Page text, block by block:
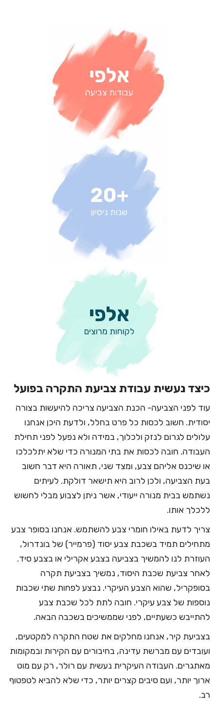
+20
שנות ניסיון
אלפי
לקוחות מרוצים
אלפי
עבודות צביעה
כיצד נעשית עבודת צביעת התקרה בפועל
עוד לפני הצביעה- הכנת הצביעה צריכה להיעשות בצורה
יסודית. חשוב לכסות כל פרט בחלל, ולדעת היכן אנחנו
עלולים לגרום לנזק ולכלוך, במידה ולא נפעל לפני תחילת
העבודה. חובה לכסות את בתי המנורה כדי שלא יתלכלכו
או שיכנס אליהם צבע, ומצד שני, תאורה היא דבר חשוב
בעת הצביעה, ולכן לרוב היא תישאר דולקת. לעיתים
נשתמש בבית מנורה ייעודי, אשר ניתן לצבוע מבלי לחשוש
ללכלך אותו.
צריך לדעת באילו חומרי צבע להשתמש. אנחנו בסופר צבע
מתחילים תמיד בשכבת צבע יסוד (פרמייר) של בונדרול,
העוזרת לנו להמשיך בצביעה בצבע אקרילי או בצבע סיד.
לאחר צביעת שכבת היסוד, נמשיך בצביעת תקרה
בסופקריל, שהוא הצבע העיקרי. נבצע לפחות שתי שכבות
נוספות של צבע עיקרי. חובה לתת לכל שכבת צבע
להתייבש כשעתיים, לפני שממשיכים בשכבה הבאה.
בצביעת קיר, אנחנו מחלקים את שטח התקרה למקטעים,
ועובדים עם מברשת עדינה, בחיבורים עם הקירות ובמקומות
מאתגרים. העבודה העיקרית נעשית עם רולר, רק עם מוט
ארוך יותר, ועם סיבים קצרים יותר, כדי שלא להביא לטפטוף
רב.